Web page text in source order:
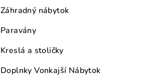
Záhradný nábytok
Paravány
Kreslá a stoličky
Doplnky Vonkajší Nábytok